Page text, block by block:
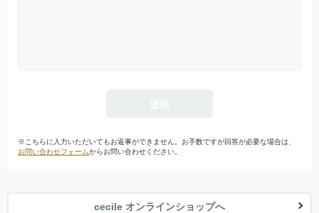
※こちらに入力いただいてもお返事ができません。お手数ですが回答が必要な場合は、
お問い合わせフォームからお問い合わせください。
cecile オンラインショップへ